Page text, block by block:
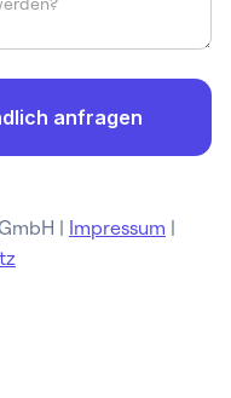
| Impressum |